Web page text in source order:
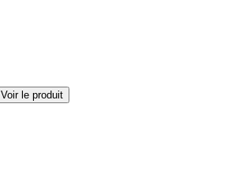
Voir le produit